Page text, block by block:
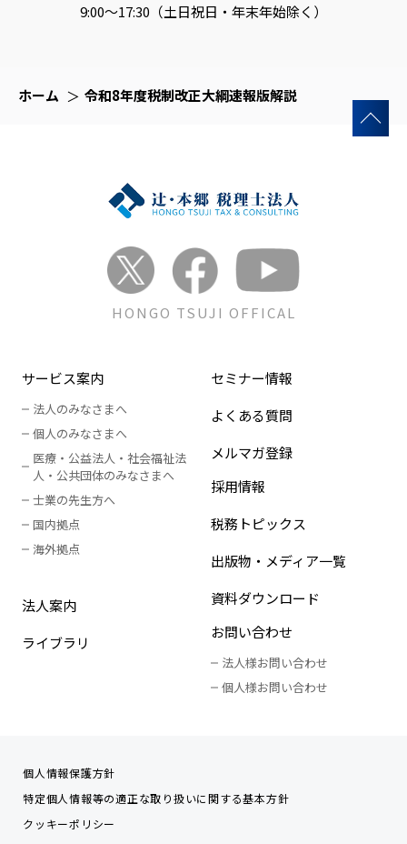
9:00～17:30（土日祝日・年末年始除く）
ホーム 令和8年度税制改正大綱速報版解説
HONGO TSUJI OFFICAL
サービス案内
法人のみなさまへ
個人のみなさまへ
医療・公益法人・社会福祉法
人 ・ 公共団体のみなさまへ
士業の先生方へ
国内拠点
海外拠点
法人案内
ライブラリ
セミナー情報
よくある質問
メルマガ登録
採用情報
税務トピックス
出版物・メディア一覧
資料ダウンロード
お問い合わせ
法人様お問い合わせ
個人様お問い合わせ
個人情報保護方針
特定個人情報等の適正な取り扱いに関する基本方針
クッキーポリシー